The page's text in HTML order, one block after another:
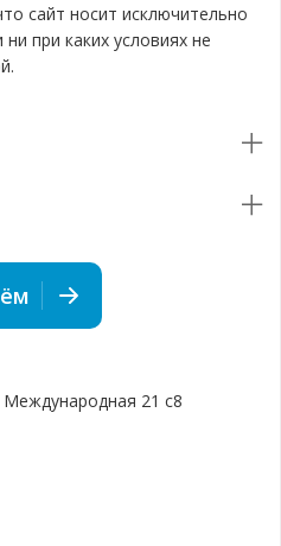
сайт носит исключительно
при каких условиях не
Международная 21 c8